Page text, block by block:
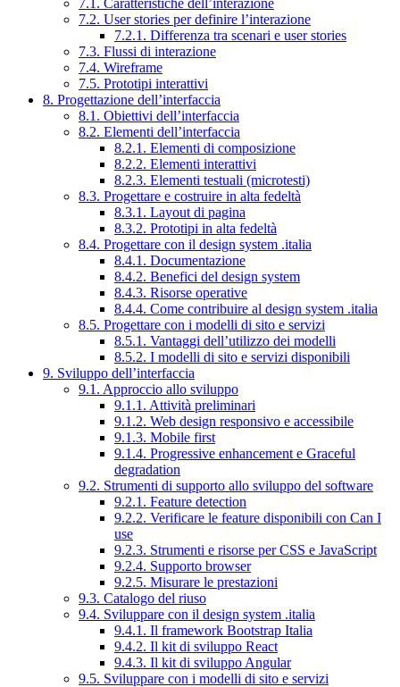
7.2. User stories per definire l’interazione
7.2.1. Differenza tra scenari e user stories
7.3. Flussi di interazione
7.4. Wireframe
7.5. Prototipi interattivi
8. Progettazione dell’interfaccia
8.1. Obiettivi dell’interfaccia
8.2. Elementi dell’interfaccia
8.2.1. Elementi di composizione
8.2.2. Elementi interattivi
8.2.3. Elementi testuali (microtesti)
8.3. Progettare e costruire in alta fedeltà
8.3.1. Layout di pagina
8.3.2. Prototipi in alta fedeltà
8.4. Progettare con il design system .italia
8.4.1. Documentazione
8.4.2. Benefici del design system
8.4.3. Risorse operative
8.4.4. Come contribuire al design system .italia
8.5. Progettare con i modelli di sito e servizi
8.5.1. Vantaggi dell’utilizzo dei modelli
8.5.2. I modelli di sito e servizi disponibili
9. Sviluppo dell’interfaccia
9.1. Approccio allo sviluppo
9.1.1. Attività preliminari
9.1.2. Web design responsivo e accessibile
9.1.3. Mobile first
9.1.4. Progressive enhancement e Graceful
degradation
9.2. Strumenti di supporto allo sviluppo del software
9.2.1. Feature detection
9.2.2. Verificare le feature disponibili con Can I
use
9.2.3. Strumenti e risorse per CSS e JavaScript
9.2.4. Supporto browser
9.2.5. Misurare le prestazioni
9.3. Catalogo del riuso
9.4. Sviluppare con il design system .italia
9.4.1. Il framework Bootstrap Italia
9.4.2. Il kit di sviluppo React
9.4.3. Il kit di sviluppo Angular
9.5. Sviluppare con i modelli di sito e servizi